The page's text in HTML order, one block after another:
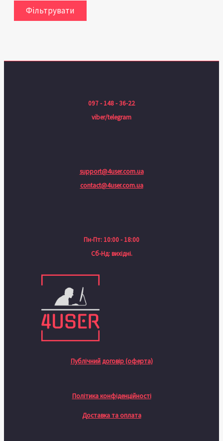
Фільтрувати
097 - 148 - 36-22
viber/telegram
support@4user.com.ua
contact@4user.com.ua
Пн-Пт: 10:00 - 18:00
Сб-Нд: вихідні.
Публічний договір (оферта)
Політика конфіденційності
Доставка та оплата